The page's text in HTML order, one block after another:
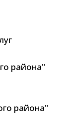
района"
района"